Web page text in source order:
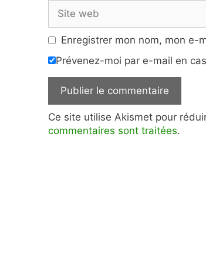
web
Enregistrer mon nom, mon e-
Prévenez-moi par e-mail en
Ce site utilise Akismet pour
commentaires sont traitées.